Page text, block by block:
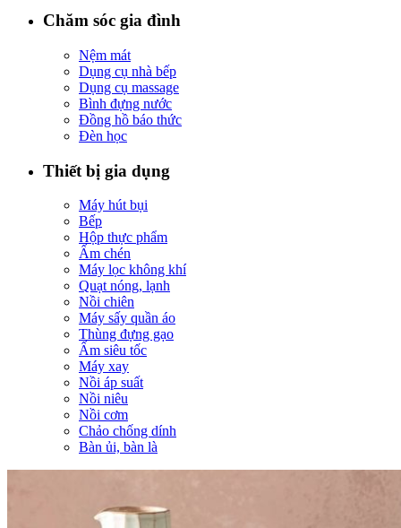
Chăm sóc gia đình
Nệm mát
Dụng cụ nhà bếp
Dụng cụ massage
Bình đựng nước
Đồng hồ báo thức
Đèn học
Thiết bị gia dụng
Máy hút bụi
Bếp
Hộp thực phẩm
Ấm chén
Máy lọc không khí
Quạt nóng, lạnh
Nồi chiên
Máy sấy quần áo
Thùng đựng gạo
Ấm siêu tốc
Máy xay
Nồi áp suất
Nồi niêu
Nồi cơm
Chảo chống dính
Bàn ủi, bàn là